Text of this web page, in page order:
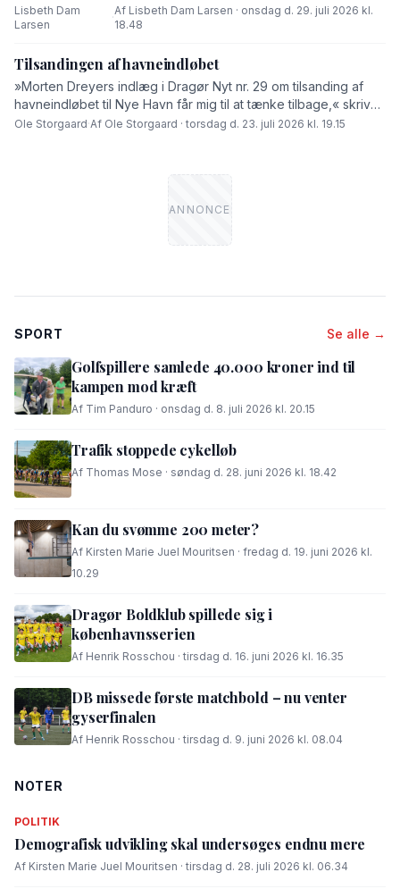
borgerforslag.
Lisbeth Dam
Larsen
·
Af Lisbeth Dam Larsen · onsdag d. 29. juli 2026 kl.
18.48
Tilsandingen af havneindløbet
»Morten Dreyers indlæg i Dragør Nyt nr. 29 om tilsanding af
havneindløbet til Nye Havn får mig til at tænke tilbage,« skriver
Ole Storgaard i dette debatindlæg.
Ole Storgaard·Af Ole Storgaard · torsdag d. 23. juli 2026 kl. 19.15
SPORT Se alle →
Golfspillere samlede 40.000 kroner ind til
kampen mod kræft
Af Tim Panduro · onsdag d. 8. juli 2026 kl. 20.15
Trafik stoppede cykelløb
Af Thomas Mose · søndag d. 28. juni 2026 kl. 18.42
Kan du svømme 200 meter?
Af Kirsten Marie Juel Mouritsen · fredag d. 19. juni 2026 kl.
10.29
Dragør Boldklub spillede sig i
københavnsserien
Af Henrik Rosschou · tirsdag d. 16. juni 2026 kl. 16.35
DB missede første matchbold – nu venter
gyserfinalen
Af Henrik Rosschou · tirsdag d. 9. juni 2026 kl. 08.04
NOTER
POLITIK
Demografisk udvikling skal undersøges endnu mere
Af Kirsten Marie Juel Mouritsen · tirsdag d. 28. juli 2026 kl. 06.34